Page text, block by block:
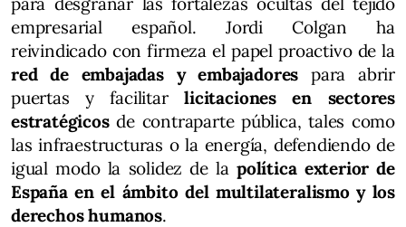
empresarial español. Jordi Colgan ha
reivindicado con firmeza el papel proactivo de la
red de embajadas y embajadores para abrir
puertas y facilitarlicitaciones en sectores
estratégicosde contraparte pública, tales como
las infraestructuras o la energía, defendiendo de
igual modo la solidez de la política exterior de
España en el ámbito del multilateralismo y los
derechos humanos.